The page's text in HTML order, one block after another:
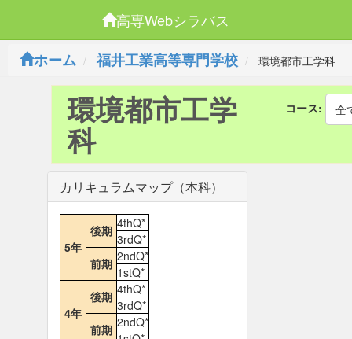
高専Webシラバス
ホーム
福井工業高等専門学校 環境都市工学科
環境都市工学
科
コース: 全
カリキュラムマップ（本科）
5年
後期 4thQ*
3rdQ*
前期 2ndQ*
1stQ*
4年
後期 4thQ*
3rdQ*
前期 2ndQ*